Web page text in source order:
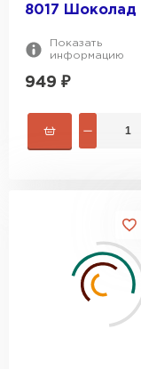
8017 Шоколад
Показать
информацию
949 ₽